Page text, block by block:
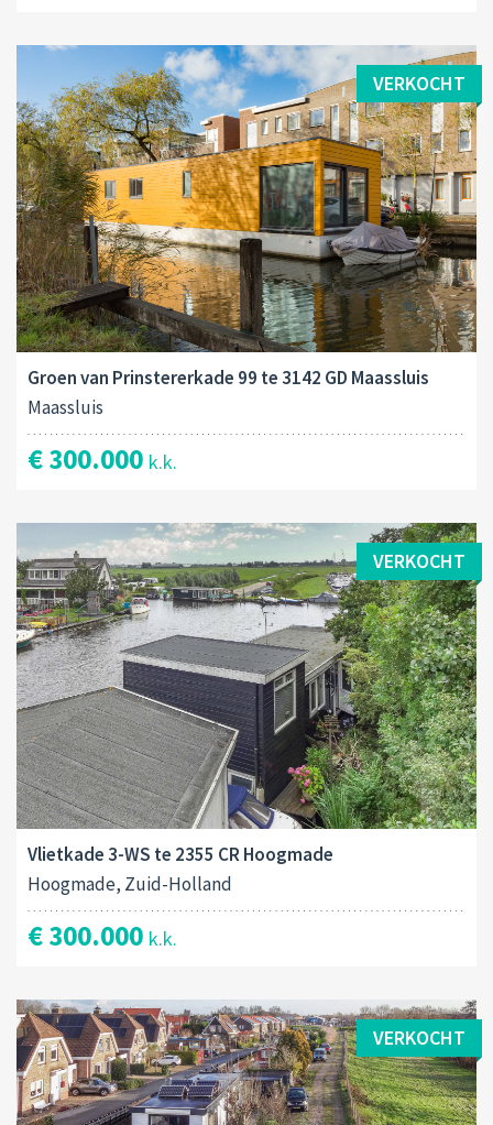
VERKOCHT
Groen van Prinstererkade 99 te 3142 GD Maassluis
Maassluis
€ 300.000 k.k.
VERKOCHT
Vlietkade 3-WS te 2355 CR Hoogmade
Hoogmade, Zuid-Holland
€ 300.000 k.k.
VERKOCHT